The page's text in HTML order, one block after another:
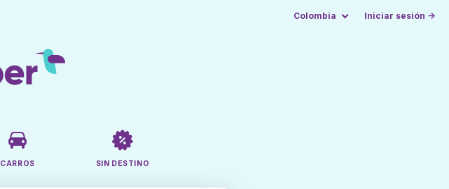
Colombia Iniciar sesión →
CARROS SIN DESTINO